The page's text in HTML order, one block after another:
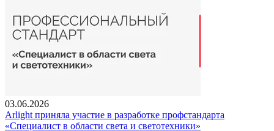
03.06.2026
Arlight приняла участие в разработке профстандарта
«Специалист в области света и светотехники»